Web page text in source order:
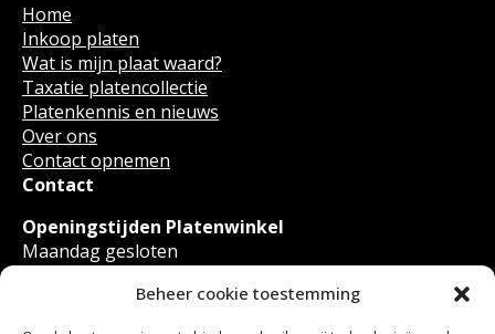
Beheer cookie toestemming
Home
Inkoop platen
Wat is mijn plaat waard?
Taxatie platencollectie
Platenkennis en nieuws
Over ons
Contact opnemen
Contact
Openingstijden Platenwinkel
Maandag gesloten
Zaterdag van 11.00 - 17.00